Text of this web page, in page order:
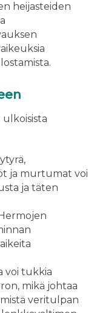
heijasteiden
ulkoisista
ja murtumat voi
ja täten
voi tukkia
mikä johtaa
veritulpan